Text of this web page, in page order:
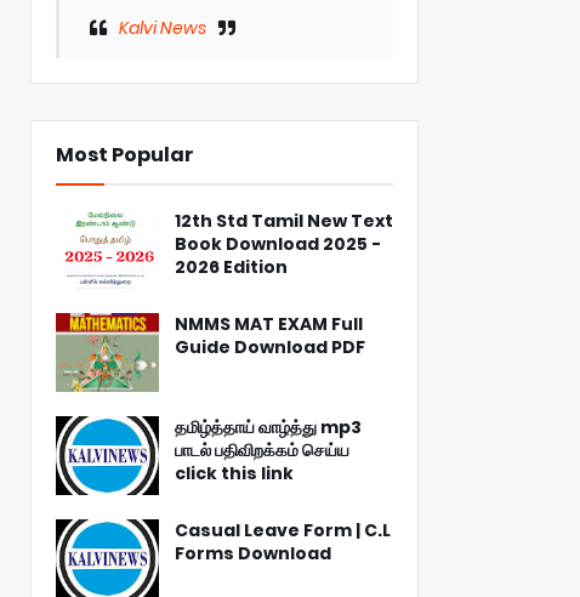
Kalvi News
Most Popular
12th Std Tamil New Text
Book Download 2025 -
2026 Edition
NMMS MAT EXAM Full
Guide Download PDF
தமிழ்த்தாய் வாழ்த்து mp3
பாடல் பதிவிறக்கம் செய்ய
click this link
Casual Leave Form | C.L
Forms Download